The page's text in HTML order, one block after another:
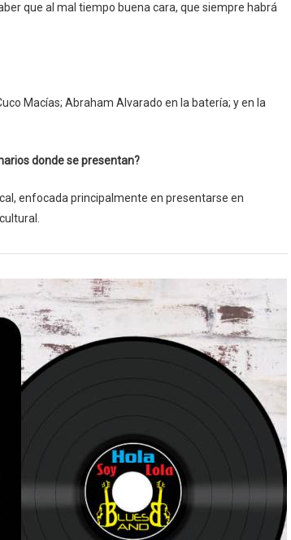
que al mal tiempo buena cara, que siempre habrá
Macías; Abraham Alvarado en la batería; y en la
donde se presentan?
enfocada principalmente en presentarse en